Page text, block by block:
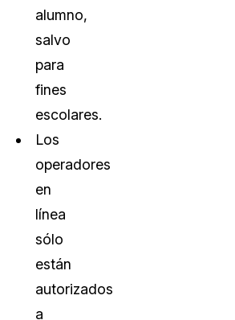
alumno,
salvo
para
fines
escolares.
Los
operadores
en
línea
sólo
están
autorizados
a